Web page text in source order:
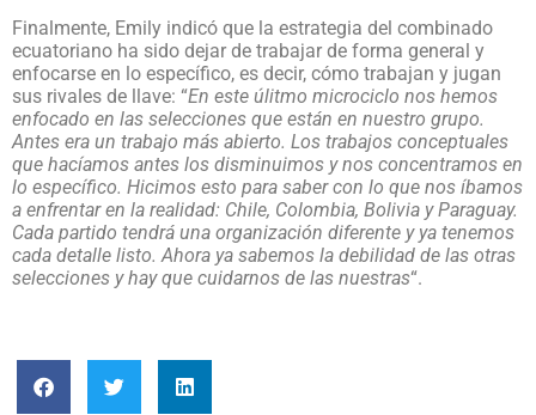
Finalmente, Emily indicó que la estrategia del combinado
ecuatoriano ha sido dejar de trabajar de forma general y
enfocarse en lo específico, es decir, cómo trabajan y jugan
sus rivales de llave: “En este úlitmo microciclo nos hemos
enfocado en las selecciones que están en nuestro grupo.
Antes era un trabajo más abierto. Los trabajos conceptuales
que hacíamos antes los disminuimos y nos concentramos en
lo específico. Hicimos esto para saber con lo que nos íbamos
a enfrentar en la realidad: Chile, Colombia, Bolivia y Paraguay.
Cada partido tendrá una organización diferente y ya tenemos
cada detalle listo. Ahora ya sabemos la debilidad de las otras
selecciones y hay que cuidarnos de las nuestras“.